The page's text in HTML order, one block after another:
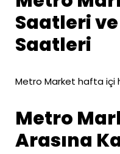
Saatleri
Saatleri
Metro Market hafta içi
Metro
Arasına